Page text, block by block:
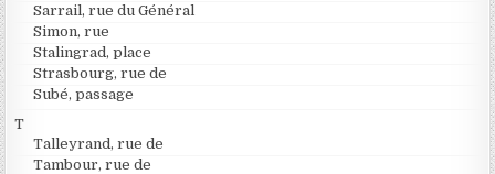
Sarrail, rue du Général
Simon, rue
Stalingrad, place
Strasbourg, rue de
Subé, passage
T
Talleyrand, rue de
Tambour, rue de